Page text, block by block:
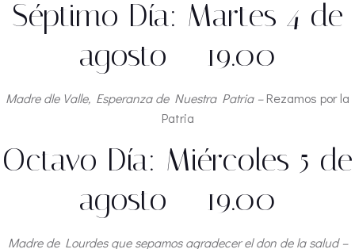
Séptimo Día: Martes 4 de
agosto – 19.00
Madre dle Valle, Esperanza de Nuestra Patria –Rezamos por la
Patria
Octavo Día: Miércoles 5 de
agosto – 19.00
Madre de Lourdes que sepamos agradecer el don de la salud –